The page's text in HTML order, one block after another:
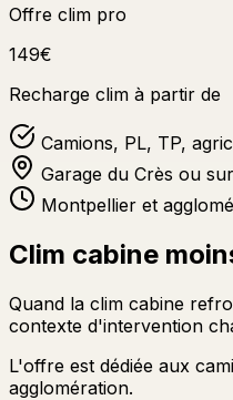
Offre clim pro
149€
Recharge clim à partir de
Camions, PL, TP,
Garage du Crès ou
Montpellier et
Clim cabine
Quand la clim cabine
contexte d'intervention
L'offre est dédiée aux
agglomération.